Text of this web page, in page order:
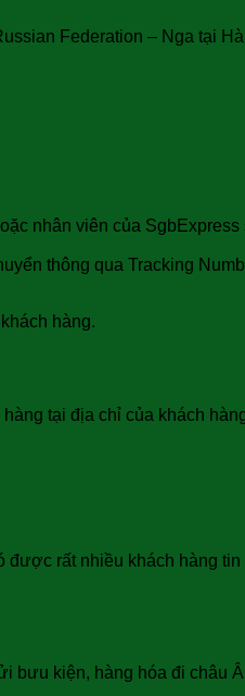
Federation – Nga tại
nhân viên của
thông qua Tracking
hàng.
tại địa chỉ của khách
rất nhiều khách hàng
kiện, hàng hóa đi châu